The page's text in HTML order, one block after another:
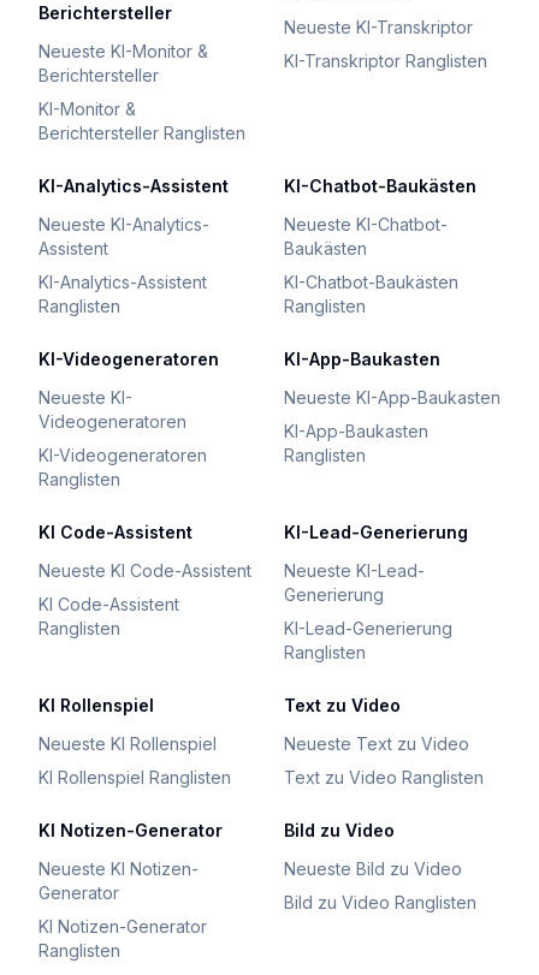
Berichtersteller
Neueste KI-Monitor &
Berichtersteller
KI-Monitor &
Berichtersteller Ranglisten
Neueste KI-Transkriptor
KI-Transkriptor Ranglisten
KI-Analytics-Assistent
Neueste KI-Analytics-
Assistent
KI-Analytics-Assistent
Ranglisten
KI-Chatbot-Baukästen
Neueste KI-Chatbot-
Baukästen
KI-Chatbot-Baukästen
Ranglisten
KI-Videogeneratoren
Neueste KI-
Videogeneratoren
KI-Videogeneratoren
Ranglisten
KI-App-Baukasten
Neueste KI-App-Baukasten
KI-App-Baukasten
Ranglisten
KI Code-Assistent
Neueste KI Code-Assistent
KI Code-Assistent
Ranglisten
KI-Lead-Generierung
Neueste KI-Lead-
Generierung
KI-Lead-Generierung
Ranglisten
KI Rollenspiel
Neueste KI Rollenspiel
KI Rollenspiel Ranglisten
Text zu Video
Neueste Text zu Video
Text zu Video Ranglisten
KI Notizen-Generator
Neueste KI Notizen-
Generator
KI Notizen-Generator
Ranglisten
Bild zu Video
Neueste Bild zu Video
Bild zu Video Ranglisten